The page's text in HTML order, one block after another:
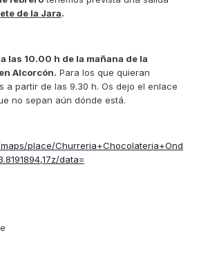
de la Jara.
las 10.00 h de la mañana de la
Alcorcón. Para los que quieran
a partir de las 9.30 h. Os dejo el enlace
no sepan aún dónde está.
place/Churreria+Chocolateria+Ond
data=